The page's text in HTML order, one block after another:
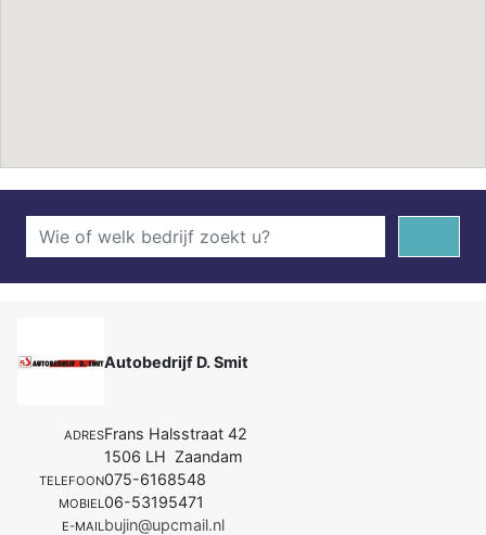
Autobedrijf D. Smit
ADRESFrans Halsstraat 42
1506 LH Zaandam
TELEFOON075-6168548
MOBIEL06-53195471
E-MAILbujin@upcmail.nl